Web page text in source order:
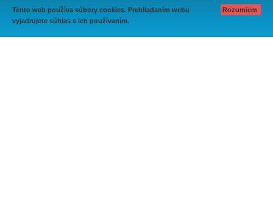
Tento web používa súbory cookies. Prehliadaním webu
vyjadrujete súhlas s ich používaním.
Rozumiem